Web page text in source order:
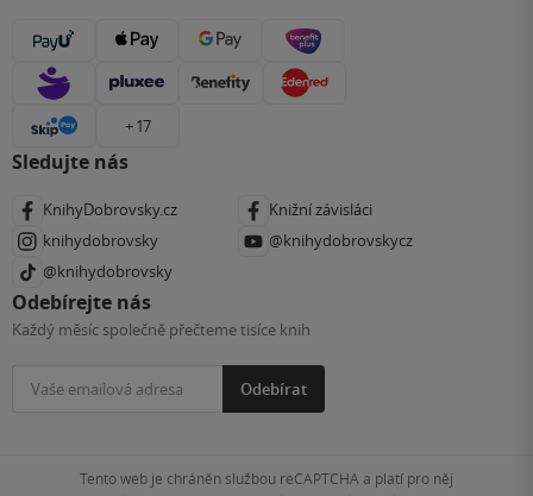
+ 17
Sledujte nás
KnihyDobrovsky.cz
Knižní závisláci
knihydobrovsky
@knihydobrovskycz
@knihydobrovsky
Odebírejte nás
Každý měsíc společně přečteme tisíce knih
Odebírat
Tento web je chráněn službou reCAPTCHA a platí pro něj